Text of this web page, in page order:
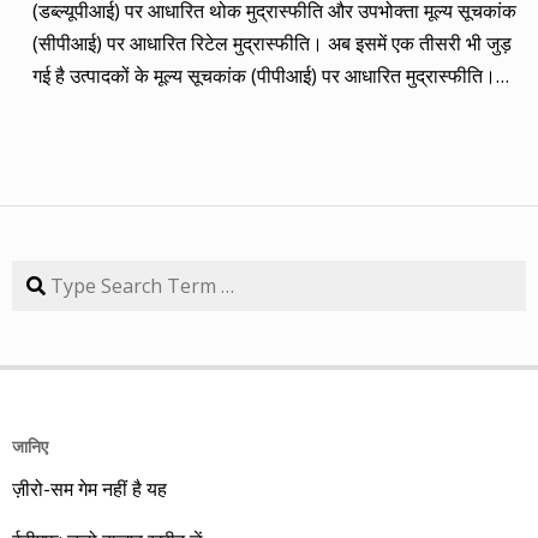
कंपनी 84.57 प्रतिशत रिटर्न के साथ लक्ष्य से ज़रा-सा पीछे है। तारीख
कंपनी तब का भाव समय लक्ष्य 30/09/14 का भाव रिटर्न (%) 01/09/13
डॉ. रेड्डीज़ लैब 2292.90 3 साल 2815 3229.60 40.85 08/09/13
संतुलन बनाकर चलते हैं। यह भी बताते हैं कि कहां पर एंट्री करें और आपके
हासिल कर चुका है और यही नहीं, 24 सितंबर 2014 को 3356.60 रुपए
पर 52 हफ्ते का शिखर पकड़ चुका है। एचडीएफसी बैंक भी लक्ष्य हासिल
(डब्ल्यूपीआई) पर आधारित थोक मुद्रास्फीति और उपभोक्ता मूल्य सूचकांक
(सीपीआई) पर आधारित रिटेल मुद्रास्फीति। अब इसमें एक तीसरी भी जुड़
गई है उत्पादकों के मूल्य सूचकांक (पीपीआई) पर आधारित मुद्रास्फीति।
मुद्रास्फीति जितनी बढ़ती है, उससे ज्यादा कमाई बढ़ जाए तो किसी को
मुद्रास्फीति का 4% बढ़ना भी घर-गृहस्थी की कमर तोड़ देता है। सरकार
कहती है कि उसने तो पिछले बारह सालों में मुद्रास्फीति को काबू में कर रखा
(एफआईटी) फ्रेमवर्क के तहत रिटेल मुद्रास्फीति के लिए 4% को बीच में
तक टूटी नहीं है। यह फ्रेमवर्क हर पांच साल पर बढ़ाया जाता है। अभी इसे
17 महीनों के शिखर 4.38% पर पहुंच गई। फिर भी रिजर्व बैंक की निर्धारित
रेंज में ही है। जुलाई माह की रिटेल मुद्रास्फीति 12 अगस्त को घोषित की
जानिए
ज़ीरो-सम गेम नहीं है यह